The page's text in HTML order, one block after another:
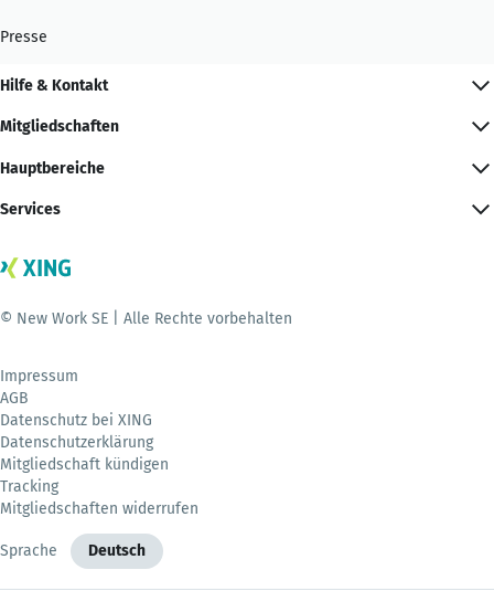
Presse
Hilfe & Kontakt
Mitgliedschaften
Hauptbereiche
Services
© New Work SE | Alle Rechte vorbehalten
Impressum
AGB
Datenschutz bei XING
Datenschutzerklärung
Mitgliedschaft kündigen
Tracking
Mitgliedschaften widerrufen
Sprache Deutsch